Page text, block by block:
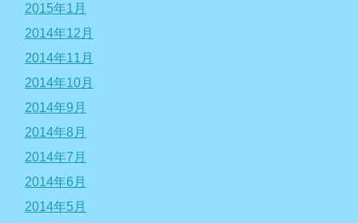
2015年1月
2014年12月
2014年11月
2014年10月
2014年9月
2014年8月
2014年7月
2014年6月
2014年5月